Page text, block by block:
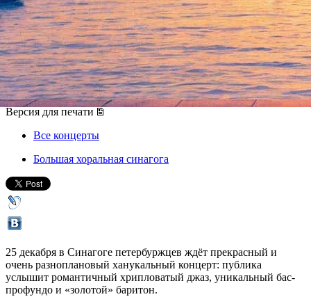
Billy's Band и Лев Эльгардт
отпразднуют Хануку в
Синагоге
25 декабря 2016, воскресенье,19.00
Версия для печати
Все концерты
Большая хоральная синагога
25 декабря в Синагоге петербуржцев ждёт прекрасный и
очень разноплановый ханукальный концерт: публика
услышит романтичный хрипловатый джаз, уникальный бас-
профундо и «золотой» баритон.